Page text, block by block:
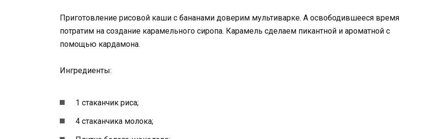
Приготовление рисовой каши с бананами доверим мультиварке. А освободившееся время
потратим на создание карамельного сиропа. Карамель сделаем пикантной и ароматной с
помощью кардамона.
Ингредиенты:
1 стаканчик риса;
4 стаканчика молока;